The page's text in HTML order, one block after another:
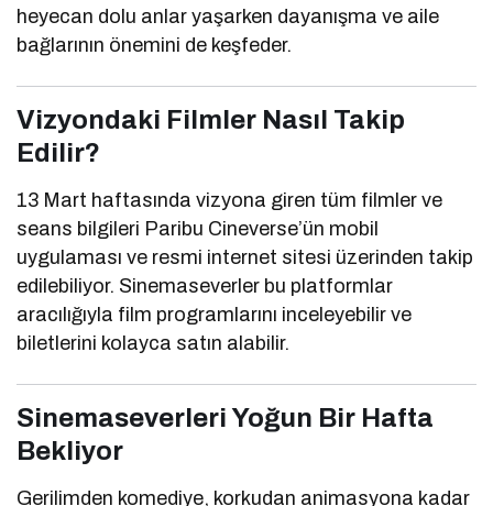
heyecan dolu anlar yaşarken dayanışma ve aile
bağlarının önemini de keşfeder.
Vizyondaki Filmler Nasıl Takip
Edilir?
13 Mart haftasında vizyona giren tüm filmler ve
seans bilgileri Paribu Cineverse’ün mobil
uygulaması ve resmi internet sitesi üzerinden takip
edilebiliyor. Sinemaseverler bu platformlar
aracılığıyla film programlarını inceleyebilir ve
biletlerini kolayca satın alabilir.
Sinemaseverleri Yoğun Bir Hafta
Bekliyor
Gerilimden komediye, korkudan animasyona kadar